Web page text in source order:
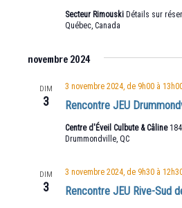
Secteur Rimouski Détails sur
Québec, Canada
novembre 2024
DIM
3 Rencontre JEU
3 novembre 2024, de 9h00à
Centre d'Éveil Culbute & Câline
Drummondville, QC
DIM
3 Rencontre JEU Rive-Sud
3 novembre 2024, de 9h30à